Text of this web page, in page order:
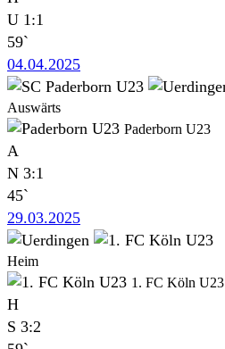
U 1:1
59`
04.04.2025
Auswärts
Paderborn U23
A
N 3:1
45`
29.03.2025
Heim
1. FC Köln U23
H
S 3:2